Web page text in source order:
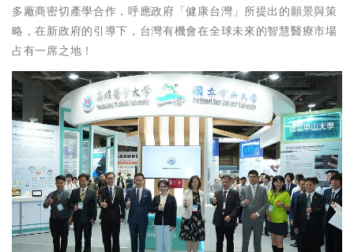
多廠商密切產學合作，呼應政府「健康台灣」所提出的願景與策
略，在新政府的引導下，台灣有機會在全球未來的智慧醫療市場
占有一席之地！